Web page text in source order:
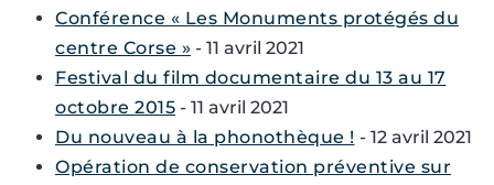
Conférence « Les Monuments protégés du
centre Corse » - 11 avril 2021
Festival du film documentaire du 13 au 17
octobre 2015 - 11 avril 2021
Du nouveau à la phonothèque ! - 12 avril 2021
Opération de conservation préventive sur